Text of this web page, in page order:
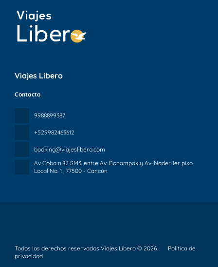
Viajes Libero
Contacto
9988899387
+529982463612
booking@viajeslibero.com
Av Coba n.82 SM3, entre Av. Bonampak y Av. Nader 1er piso
Local No. 1 , 77500 - Cancún
Todos los derechos reservados Viajes Libero © 2026
Política de
privacidad